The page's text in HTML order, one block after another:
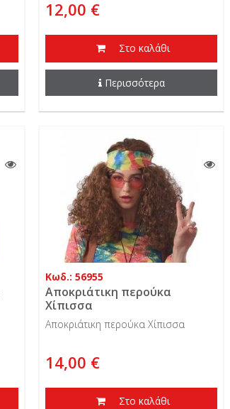
12,00 €
Στο καλάθι
Περισσότερα
Κωδ.: 56955
Αποκριάτικη περούκα
Χίπισσα
Αποκριάτικη περούκα Χίπισσα
14,00 €
Στο καλάθι